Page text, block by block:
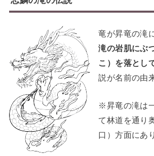
竜が昇竜の滝
滝の岩肌にぶ
こ）を落とし
説が名前の由
※昇竜の滝は
て林道を通り
口）方面にあ